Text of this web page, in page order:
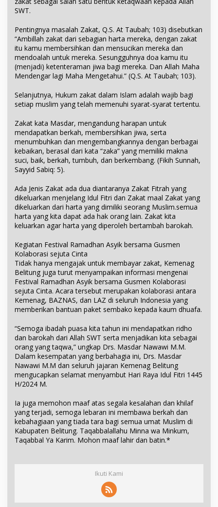
SWT.
Pentingnya masalah Zakat, Q.S. At Taubah; 103) disebutkan
“Ambillah zakat dari sebagian harta mereka, dengan zakat
itu kamu membersihkan dan mensucikan mereka dan
mendoalah untuk mereka. Sesungguhnya doa kamu itu
(menjadi) ketenteraman jiwa bagi mereka. Dan Allah Maha
Mendengar lagi Maha Mengetahui.” (Q.S. At Taubah; 103).
Selanjutnya, Hukum zakat dalam Islam adalah wajib bagi
setiap muslim yang telah memenuhi syarat-syarat tertentu.
Zakat kata Masdar, mengandung harapan untuk
mendapatkan berkah, membersihkan jiwa, serta
menumbuhkan dan mengembangkannya dengan berbagai
kebaikan, berasal dari kata “zaka” yang memiliki makna
suci, baik, berkah, tumbuh, dan berkembang. (Fikih Sunnah,
Sayyid Sabiq: 5).
Ada Jenis Zakat ada dua diantaranya Zakat Fitrah yang
dikeluarkan menjelang Idul Fitri dan Zakat maal Zakat yang
dikeluarkan dari harta yang dimiliki seorang Muslim.semua
harta yang kita dapat ada hak orang lain. Zakat kita
keluarkan agar harta yang diperoleh bertambah barokah.
Kegiatan Festival Ramadhan Asyik bersama Gusmen
Kolaborasi sejuta Cinta
Tidak hanya mengajak untuk membayar zakat, Kemenag
Belitung juga turut menyampaikan informasi mengenai
Festival Ramadhan Asyik bersama Gusmen Kolaborasi
sejuta Cinta. Acara tersebut merupakan kolaborasi antara
Kemenag, BAZNAS, dan LAZ di seluruh Indonesia yang
memberikan bantuan paket sembako kepada kaum dhuafa.
“Semoga ibadah puasa kita tahun ini mendapatkan ridho
dan barokah dari Allah SWT serta menjadikan kita sebagai
orang yang taqwa,” ungkap Drs. Masdar Nawawi M.M.
Dalam kesempatan yang berbahagia ini, Drs. Masdar
Nawawi M.M dan seluruh jajaran Kemenag Belitung
mengucapkan selamat menyambut Hari Raya Idul Fitri 1445
H/2024 M.
Ia juga memohon maaf atas segala kesalahan dan khilaf
yang terjadi, semoga lebaran ini membawa berkah dan
kebahagiaan yang tiada tara bagi semua umat Muslim di
Kabupaten Belitung. Taqabbalallahu Minna wa Minkum,
Taqabbal Ya Karim. Mohon maaf lahir dan batin.*
Ikuti Kami